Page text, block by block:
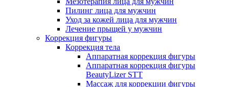
Пилинг лица для мужчин
Уход за кожей лица для мужчин
Лечение прыщей у мужчин
Коррекция фигуры
Коррекция тела
Аппаратная коррекция фигуры
Аппаратная коррекция фигуры
BeautyLizer STT
Массаж для коррекции фигуры